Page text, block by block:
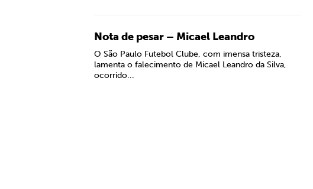
Nota de pesar – Micael Leandro
O São Paulo Futebol Clube, com imensa tristeza,
lamenta o falecimento de Micael Leandro da Silva,
ocorrido...